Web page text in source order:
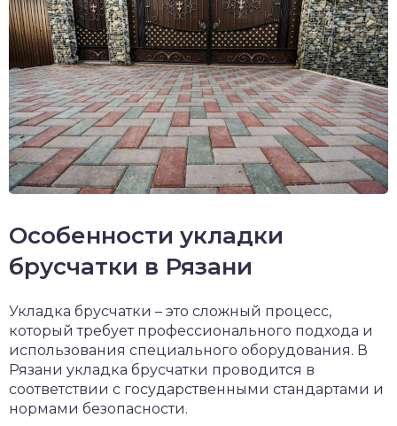
Особенности укладки
брусчатки в Рязани
Укладка брусчатки – это сложный процесс,
который требует профессионального подхода и
использования специального оборудования. В
Рязани укладка брусчатки проводится в
соответствии с государственными стандартами и
нормами безопасности.